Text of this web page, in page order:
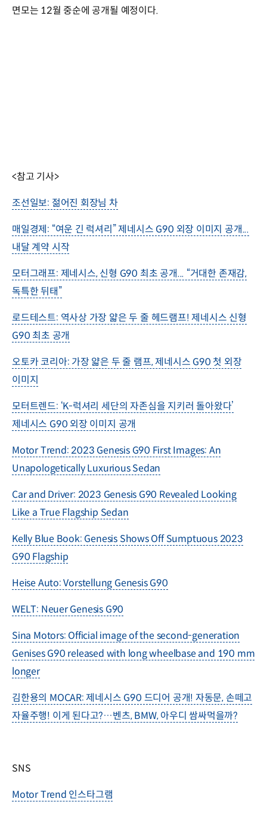
면모는 12월 중순에 공개될 예정이다.
<참고 기사>
조선일보: 젊어진 회장님 차
매일경제: “여운 긴 럭셔리” 제네시스 G90 외장 이미지 공개...
내달 계약 시작
모터그래프: 제네시스, 신형 G90 최초 공개... “거대한 존재감,
독특한 뒤태”
로드테스트: 역사상 가장 얇은 두 줄 헤드램프! 제네시스 신형
G90 최초 공개
오토카 코리아: 가장 얇은 두 줄 램프, 제네시스 G90 첫 외장
이미지
모터트렌드: ‘K-럭셔리 세단의 자존심을 지키러 돌아왔다’
제네시스 G90 외장 이미지 공개
Motor Trend: 2023 Genesis G90 First Images: An
Unapologetically Luxurious Sedan
Car and Driver: 2023 Genesis G90 Revealed Looking
Like a True Flagship Sedan
Kelly Blue Book: Genesis Shows Off Sumptuous 2023
G90 Flagship
Heise Auto: Vorstellung Genesis G90
WELT: Neuer Genesis G90
Sina Motors: Official image of the second-generation
Genises G90 released with long wheelbase and 190 mm
longer
김한용의 MOCAR: 제네시스 G90 드디어 공개! 자동문, 손떼고
자율주행! 이게 된다고?…벤츠, BMW, 아우디 쌈싸먹을까?
SNS
Motor Trend 인스타그램